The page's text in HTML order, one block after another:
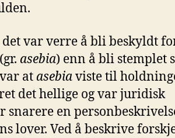
var verre å bli beskyldt
asebia) enn å bli stemplet
at asebiaviste til
det hellige og var juridisk
snarere en
lover. Ved å beskrive